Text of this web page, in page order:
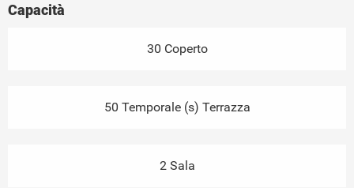
Capacità
30 Coperto
50 Temporale (s) Terrazza
2 Sala